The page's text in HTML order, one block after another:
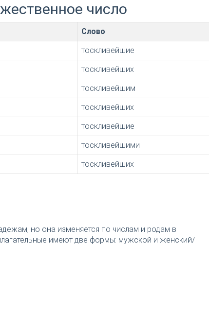
число
Слово
тоскливейшие
тоскливейших
тоскливейшим
тоскливейших
тоскливейшие
тоскливейшими
тоскливейших
но она изменяется по числам и родам в
имеют две формы: мужской и женский/